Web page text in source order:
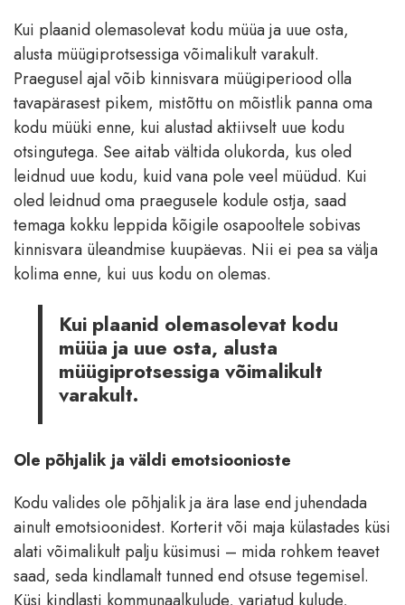
Kui plaanid olemasolevat kodu müüa ja uue osta,
alusta müügiprotsessiga võimalikult varakult.
Praegusel ajal võib kinnisvara müügiperiood olla
tavapärasest pikem, mistõttu on mõistlik panna oma
kodu müüki enne, kui alustad aktiivselt uue kodu
otsingutega. See aitab vältida olukorda, kus oled
leidnud uue kodu, kuid vana pole veel müüdud. Kui
oled leidnud oma praegusele kodule ostja, saad
temaga kokku leppida kõigile osapooltele sobivas
kinnisvara üleandmise kuupäevas. Nii ei pea sa välja
kolima enne, kui uus kodu on olemas.
Kui plaanid olemasolevat kodu
müüa ja uue osta, alusta
müügiprotsessiga võimalikult
varakult.
Ole põhjalik ja väldi emotsioonioste
Kodu valides ole põhjalik ja ära lase end juhendada
ainult emotsioonidest. Korterit või maja külastades küsi
alati võimalikult palju küsimusi – mida rohkem teavet
saad, seda kindlamalt tunned end otsuse tegemisel.